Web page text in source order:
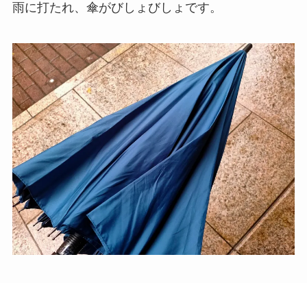
雨に打たれ、傘がびしょびしょです。